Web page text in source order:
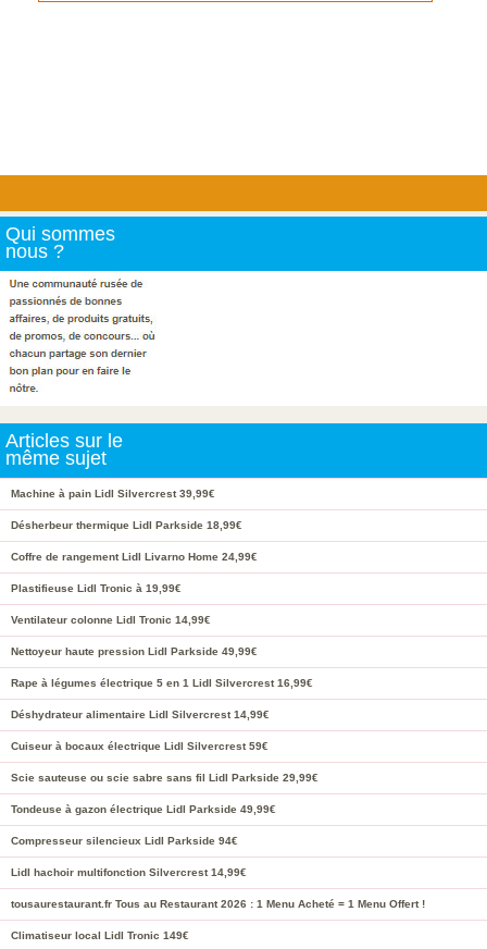
Qui sommes
nous ?
Articles sur le
même sujet
Machine à pain Lidl Silvercrest 39,99€
Désherbeur thermique Lidl Parkside 18,99€
Coffre de rangement Lidl Livarno Home 24,99€
Plastifieuse Lidl Tronic à 19,99€
Ventilateur colonne Lidl Tronic 14,99€
Nettoyeur haute pression Lidl Parkside 49,99€
Rape à légumes électrique 5 en 1 Lidl Silvercrest 16,99€
Déshydrateur alimentaire Lidl Silvercrest 14,99€
Cuiseur à bocaux électrique Lidl Silvercrest 59€
Scie sauteuse ou scie sabre sans fil Lidl Parkside 29,99€
Tondeuse à gazon électrique Lidl Parkside 49,99€
Compresseur silencieux Lidl Parkside 94€
Lidl hachoir multifonction Silvercrest 14,99€
tousaurestaurant.fr Tous au Restaurant 2026 : 1 Menu Acheté = 1 Menu Offert !
Climatiseur local Lidl Tronic 149€